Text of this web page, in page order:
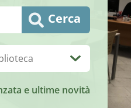
Cerca
e ultime novità